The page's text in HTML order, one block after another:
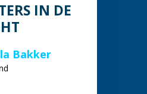
IN DE
Bakker